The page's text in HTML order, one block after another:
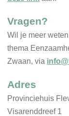
Vragen?
Wil je meer
thema
Zwaan, via
Adres
Provinciehuis
Visarenddreef 1